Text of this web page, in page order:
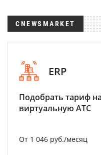
CNEWSMARKET
ERP
Подобрать тариф
виртуальную АТС
От 1 046 руб./месяц